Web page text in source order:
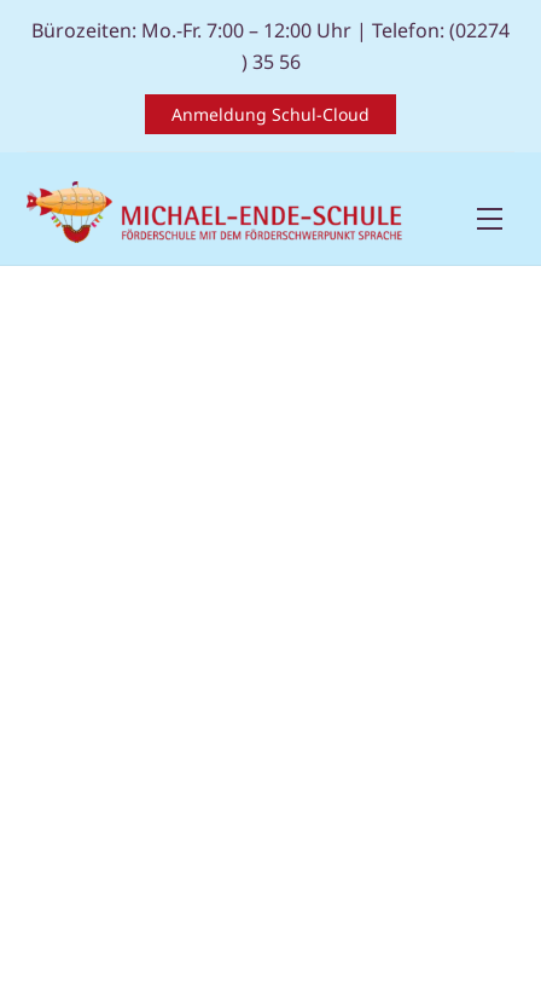
Bürozeiten: Mo.-Fr. 7:00 – 12:00 Uhr | Telefon: (02274
) 35 56
Anmeldung Schul-Cloud